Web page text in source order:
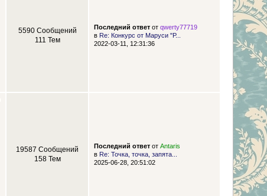
5590 Сообщений
111 Тем
Последний ответот qwerty77719
в Re: Конкурс от Маруси "Р...
2022-03-11, 12:31:36
19587 Сообщений
158 Тем
Последний ответот Antaris
в Re: Точка, точка, запята...
2025-06-28, 20:51:02